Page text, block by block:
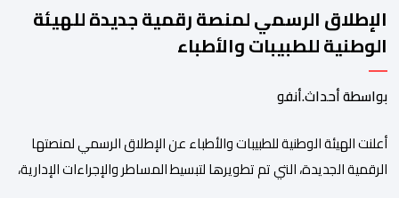
الإطلاق الرسمي لمنصة رقمية جديدة للهيئة
الوطنية للطبيبات والأطباء
بواسطة أحداث.أنفو
أعلنت الهيئة الوطنية للطبيبات والأطباء عن الإطلاق الرسمي لمنصتها
الرقمية الجديدة، التي تم تطويرها لتبسيط المساطر والإجراءات الإدارية،